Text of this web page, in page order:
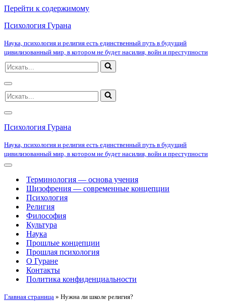
Перейти к содержимому
Психология Гурана
Наука, психология и религия есть единственный путь в будущий
цивилизованный мир, в котором не будет насилия, войн и преступности
Искать...
Меню
навигации
Искать...
Меню
навигации
Психология Гурана
Наука, психология и религия есть единственный путь в будущий
цивилизованный мир, в котором не будет насилия, войн и преступности
Меню
навигацииТерминология — основа учения
Шизофрения — современные концепции
Психология
Религия
Философия
Культура
Наука
Прошлые концепции
Прошлая психология
О Гуране
Контакты
Политика конфиденциальности
Главная страница » Нужна ли школе религия?